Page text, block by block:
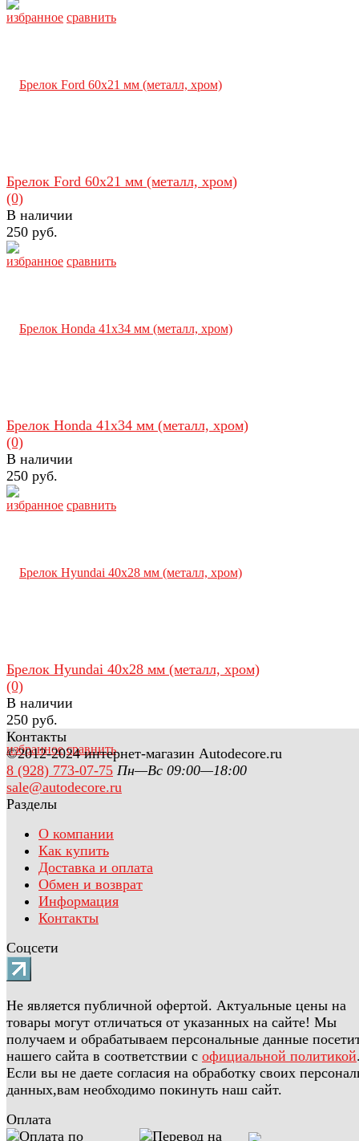
избранное сравнить
избранное сравнить
Брелок Ford 60х21 мм (металл, хром)
(0)
В наличии
250 руб.
избранное сравнить
Брелок Honda 41х34 мм (металл, хром)
(0)
В наличии
250 руб.
избранное сравнить
Брелок Hyundai 40х28 мм (металл, хром)
(0)
В наличии
250 руб.
Контакты
©2012-2024 интернет-магазин Autodecore.ru
8 (928) 773-07-75 Пн—Вс 09:00—18:00
sale@autodecore.ru
Разделы
О компании
Как купить
Доставка и оплата
Обмен и возврат
Информация
Контакты
Соцсети
Не является публичной офертой. Актуальные цены на
товары могут отличаться от указанных на сайте! Мы
получаем и обрабатываем персональные данные
нашего сайта в соответствии с официальной политикой
Если вы не даете согласия на обработку своих
данных,вам необходимо покинуть наш сайт.
Оплата